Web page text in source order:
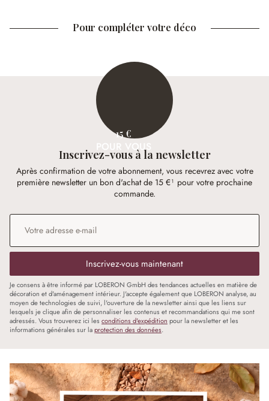
Pour compléter votre déco
15 €
POUR VOUS
Inscrivez-vous à la newsletter
Après confirmation de votre abonnement, vous recevrez avec votre
première newsletter un bon d'achat de 15 €¹ pour votre prochaine
commande.
Adresse e-mail
Inscrivez-vous maintenant
Je consens à être informé par LOBERON GmbH des tendances actuelles en matière de
décoration et d'aménagement intérieur. J'accepte également que LOBERON analyse, au
moyen de technologies de suivi, l'ouverture de la newsletter ainsi que les liens sur
lesquels je clique afin de personnaliser les contenus et recommandations qui me sont
adressés. Vous trouverez ici les conditions d'expédition pour la newsletter et les
informations générales sur laprotection des données.